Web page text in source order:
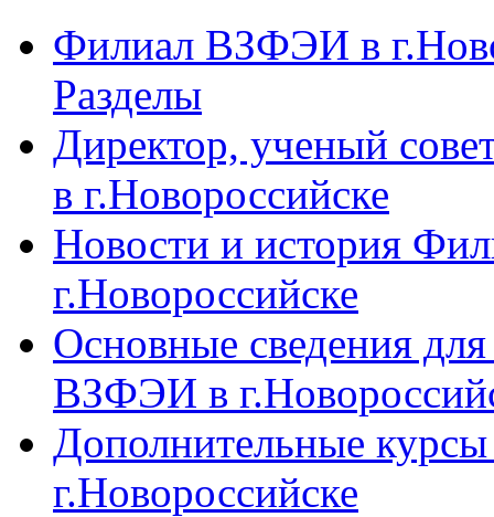
Филиал ВЗФЭИ в
Разделы
Директор, ученый
в г.Новороссийске
Новости и история
г.Новороссийске
Основные сведения
ВЗФЭИ в
Дополнительные
г.Новороссийске